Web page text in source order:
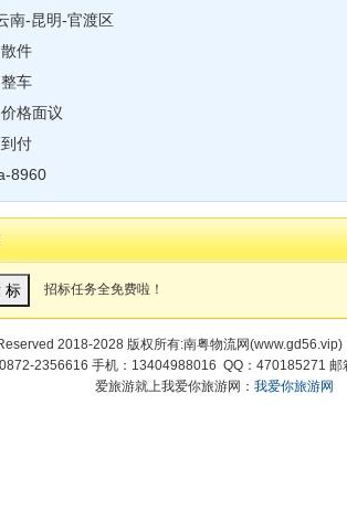
南-昆明-官渡区
散件
整车
价格面议
到付
8960
招标任务全免费啦！
2018-2028 版权所有:南粤物流网(www.gd56.vip) |
2356616 手机：13404988016 QQ：470185271
爱旅游就上我爱你旅游网： 我爱你旅游网